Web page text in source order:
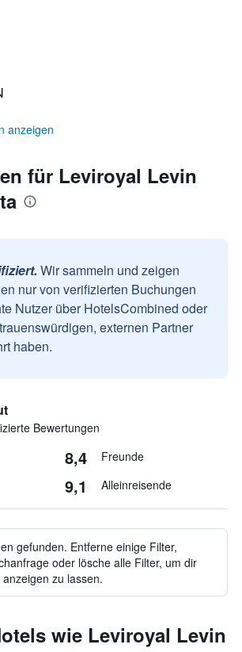
anzeigen
für Leviroyal Levin
Wir sammeln und zeigen
nur von verifizierten Buchungen
Nutzer über HotelsCombined oder
externen Partner
haben.
Bewertungen
8,4 Freunde
9,1 Alleinreisende
gefunden. Entferne einige Filter,
oder lösche alle Filter, um dir
zu lassen.
wie Leviroyal Levin